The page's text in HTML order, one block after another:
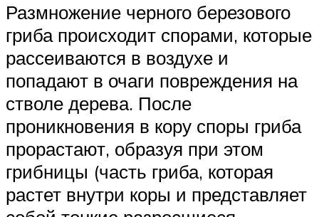
Размножение черного березового
гриба происходит спорами, которые
рассеиваются в воздухе и
попадают в очаги повреждения на
стволе дерева. После
проникновения в кору споры гриба
прорастают, образуя при этом
грибницы (часть гриба, которая
растет внутри коры и представляет